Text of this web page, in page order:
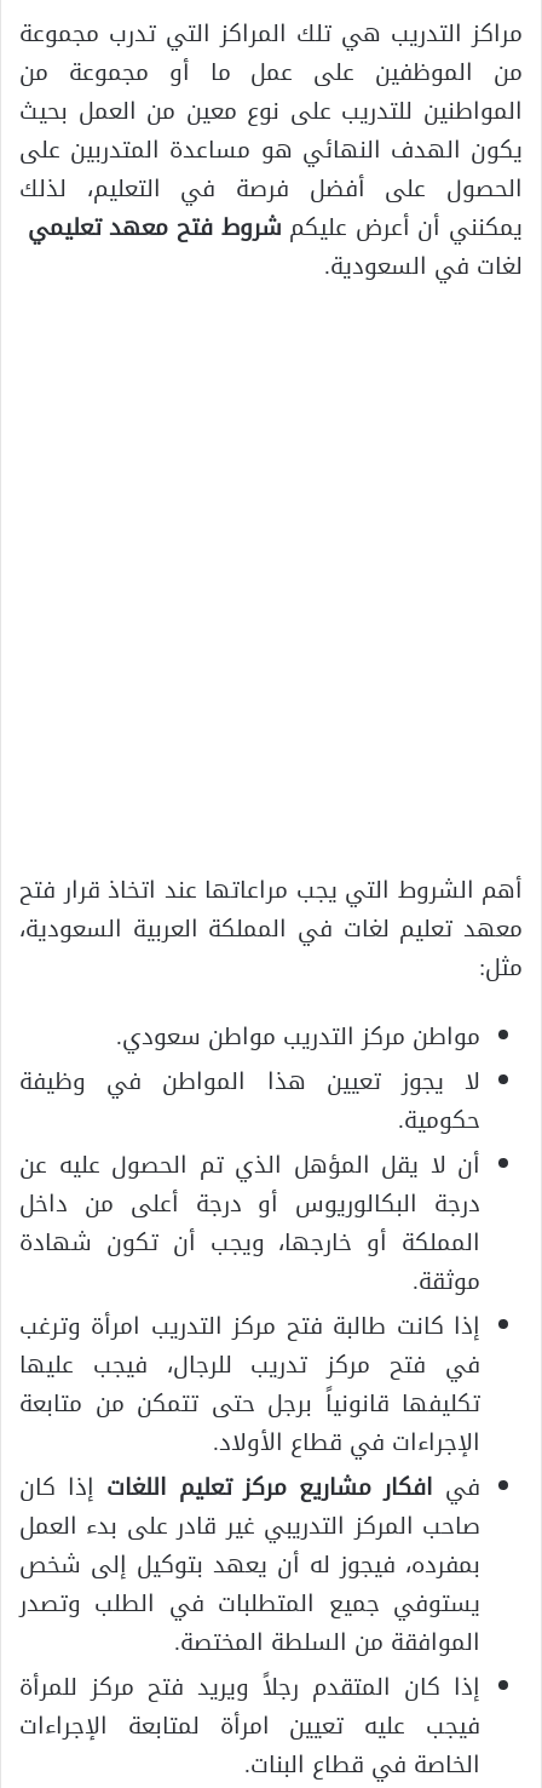
مراكز التدريب هي تلك المراكز التي تدرب مجموعة
من الموظفين على عمل ما أو مجموعة من
المواطنين للتدريب على نوع معين من العمل بحيث
يكون الهدف النهائي هو مساعدة المتدربين على
الحصول على أفضل فرصة في التعليم، لذلك
يمكنني أن أعرض عليكم شروط فتح معهد تعليمي
لغات في السعودية.
أهم الشروط التي يجب مراعاتها عند اتخاذ قرار فتح
معهد تعليم لغات في المملكة العربية السعودية،
مثل:
مواطن مركز التدريب مواطن سعودي.
لا يجوز تعيين هذا المواطن في وظيفة
حكومية.
أن لا يقل المؤهل الذي تم الحصول عليه عن
درجة البكالوريوس أو درجة أعلى من داخل
المملكة أو خارجها، ويجب أن تكون شهادة
موثقة.
إذا كانت طالبة فتح مركز التدريب امرأة وترغب
في فتح مركز تدريب للرجال، فيجب عليها
تكليفها قانونياً برجل حتى تتمكن من متابعة
الإجراءات في قطاع الأولاد.
في افكار مشاريع مركز تعليم اللغات إذا كان
صاحب المركز التدريبي غير قادر على بدء العمل
بمفرده، فيجوز له أن يعهد بتوكيل إلى شخص
يستوفي جميع المتطلبات في الطلب وتصدر
الموافقة من السلطة المختصة.
إذا كان المتقدم رجلاً ويريد فتح مركز للمرأة
فيجب عليه تعيين امرأة لمتابعة الإجراءات
الخاصة في قطاع البنات.